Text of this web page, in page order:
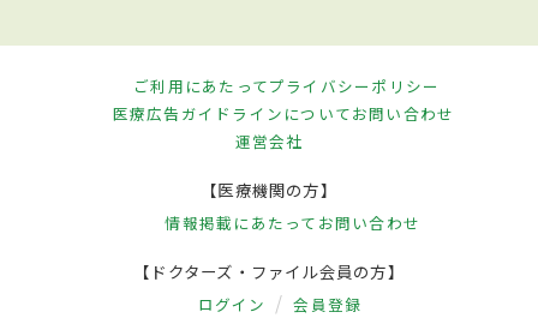
ご利用にあたってプライバシーポリシー
医療広告ガイドラインについてお問い合わせ
運営会社
【医療機関の方】
情報掲載にあたって お問い合わせ
【ドクターズ・ファイル会員の方】
ログイン 会員登録